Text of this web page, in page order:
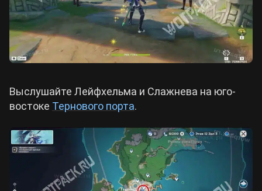
Выслушайте Лейфхельма и Слажнева на юго-
востоке Тернового порта.